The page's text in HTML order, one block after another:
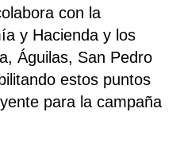
con la
y Hacienda y los
Águilas, San Pedro
estos puntos
para la campaña